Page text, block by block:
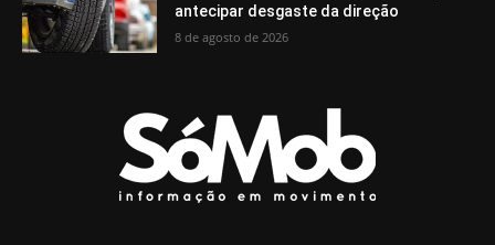
antecipar desgaste da direção
8 de agosto de 2026